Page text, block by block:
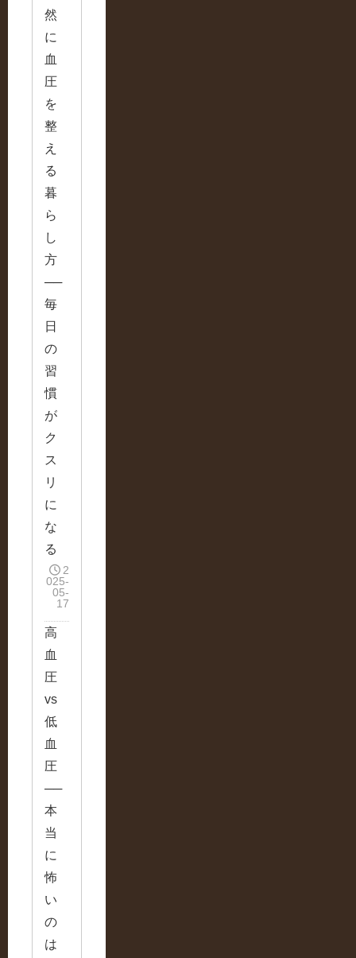
然
に
血
圧
を
整
え
る
暮
ら
し
方
──
毎
日
の
習
慣
が
ク
ス
リ
に
な
る
2
025-
05-
17
高
血
圧
vs
低
血
圧
──
本
当
に
怖
い
の
は